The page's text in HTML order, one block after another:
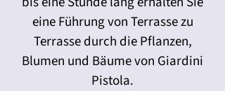
eine Führung von Terrasse zu
Terrasse durch die Pflanzen,
Blumen und Bäume von Giardini
Pistola.